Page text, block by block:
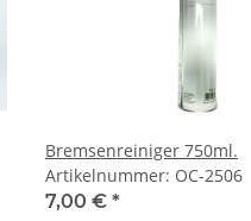
Bremsenreiniger 750ml.
Artikelnummer: OC-2506
7,00 € *